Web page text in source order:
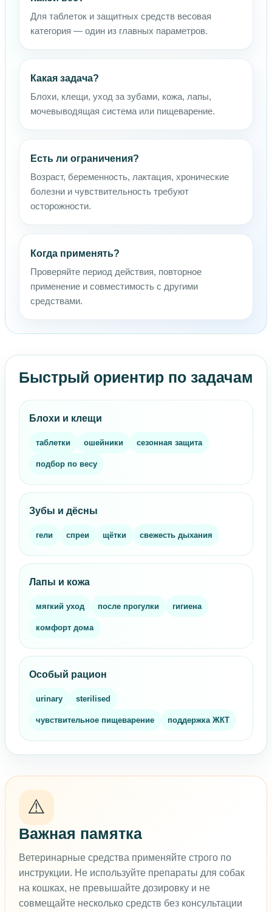
Для таблеток и защитных средств весовая
категория — один из главных параметров.
Какая задача?
Блохи, клещи, уход за зубами, кожа, лапы,
мочевыводящая система или пищеварение.
Есть ли ограничения?
Возраст, беременность, лактация, хронические
болезни и чувствительность требуют
осторожности.
Когда применять?
Проверяйте период действия, повторное
применение и совместимость с другими
средствами.
Быстрый ориентир по задачам
Блохи и клещи
таблетки ошейники сезонная защита
подбор по весу
Зубы и дёсны
гели спреи щётки свежесть дыхания
Лапы и кожа
мягкий уход после прогулки гигиена
комфорт дома
Особый рацион
urinary sterilised
чувствительное пищеварение поддержка ЖКТ
⚠️
Важная памятка
Ветеринарные средства применяйте строго по
инструкции. Не используйте препараты для собак
на кошках, не превышайте дозировку и не
совмещайте несколько средств без консультации